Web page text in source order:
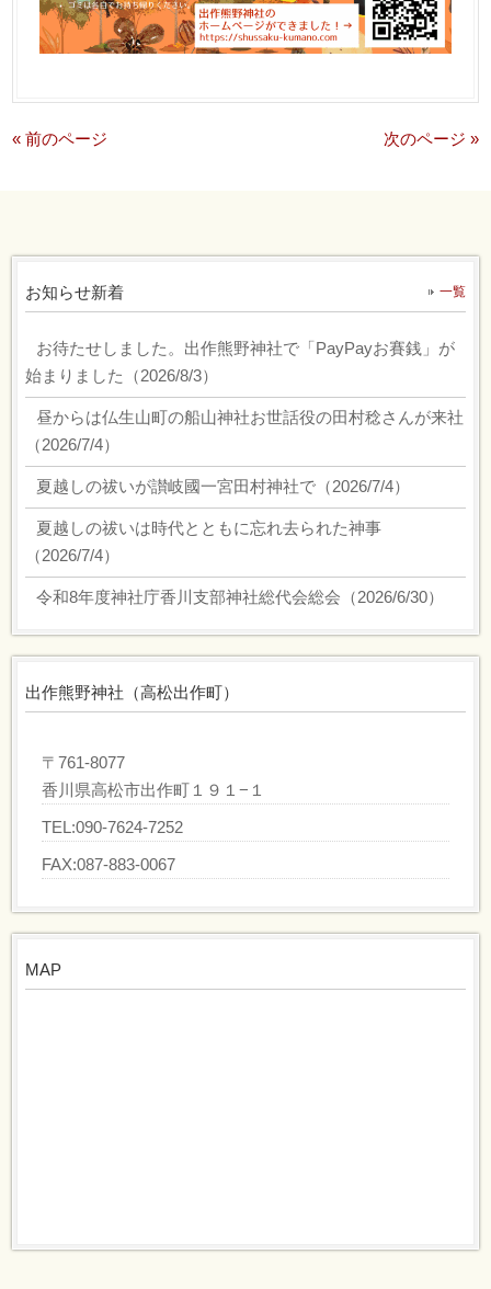
« 前のページ 次のページ »
お知らせ新着 一覧
お待たせしました。出作熊野神社で「PayPayお賽銭」が
始まりました
（2026/8/3）
昼からは仏生山町の船山神社お世話役の田村稔さんが来社
（2026/7/4）
夏越しの祓いが讃岐國一宮田村神社で （2026/7/4）
夏越しの祓いは時代とともに忘れ去られた神事
（2026/7/4）
令和8年度神社庁香川支部神社総代会総会 （2026/6/30）
出作熊野神社（高松出作町）
〒761-8077
香川県高松市出作町１９１−１
TEL:090-7624-7252
FAX:087-883-0067
MAP